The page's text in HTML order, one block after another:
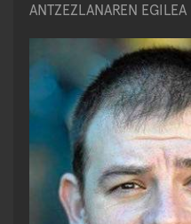
ANTZEZLANAREN EGILEA